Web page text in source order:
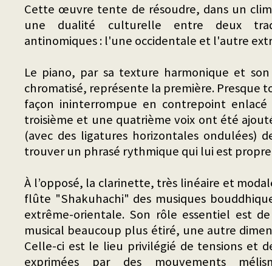
Cette œuvre tente de résoudre, dans un
une dualité culturelle entre deux
antinomiques : l'une occidentale et l'autre
Le piano, par sa texture harmonique et
chromatisé, représente la première. Presque
façon ininterrompue en contrepoint
troisième et une quatrième voix ont été
(avec des ligatures horizontales ondulées)
trouver un phrasé rythmique qui lui est
À l’opposé, la clarinette, très linéaire et
flûte "Shakuhachi" des musiques
extrême-orientale. Son rôle essentiel est
musical beaucoup plus étiré, une autre
Celle-ci est le lieu privilégié de tensions et
exprimées par des mouvements